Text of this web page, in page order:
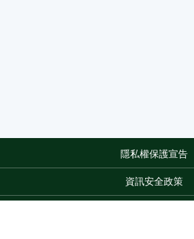
隱私權保護宣告
資訊安全政策